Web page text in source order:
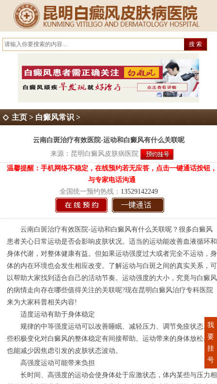
主页 > 白癜风常识 >
云南白斑治疗有效医院-运动和白癜风有什么关联呢
来源： 昆明白癜风皮肤病医院
温馨提醒：手机网络不稳定，在线预约若无应答，点击一键通话按钮，
与专家电话沟通
全国统一预约热线： 13529142249
云南白斑治疗有效医院-运动和白癜风有什么关联呢？很多白癜风
患者关心日常运动是否会影响皮肤状况。适当的运动能改善血液循环和
身体代谢，对整体健康有益。但如果运动强度过大或者完全不运动，身
体的内在环境也会发生相应改变。了解运动与白斑之间的真实关系，可
以帮助大家找到适合自己的活动节奏。运动强度的大小，究竟与白癜风
的病情走向存在哪些值得关注的关联呢?现在昆明白癜风治疗专科医院
来为大家科普相关内容!
适度运动有助于身体稳定
规律的中等强度运动可以改善睡眠、减轻压力、调节免疫状态。这
些积极变化对白癜风的整体稳定有间接帮助。运动带来的身体放松感，
也能减少因焦虑引发的皮肤状态波动。
高强度运动可能带来负担
长时间、高强度的运动会使身体处于应激状态，体内某些与压力相
我
要
挂
号